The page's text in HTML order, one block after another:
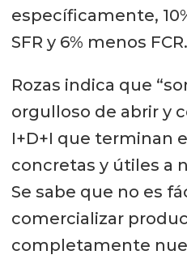
específicamente,
SFR y 6% menos FCR.
Rozas indica que
orgulloso de abrir y
I+D+I que terminan
concretas y útiles a
Se sabe que no es
comercializar
completamente